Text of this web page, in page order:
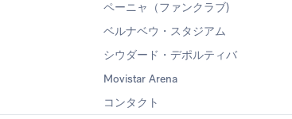
ペーニャ（ファンクラブ)
ベルナベウ・スタジアム
シウダード・デポルティバ
Movistar Arena
コンタクト